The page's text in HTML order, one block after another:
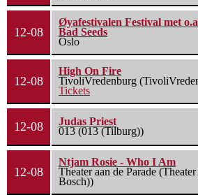
12-08
Øyafestivalen Festival met
Bad Seeds
Oslo
12-08
High On Fire
TivoliVredenburg
Tickets
12-08
Judas Priest
013 (013 (Tilburg))
12-08
Ntjam Rosie - Who I Am
Theater aan de Parade
Bosch))